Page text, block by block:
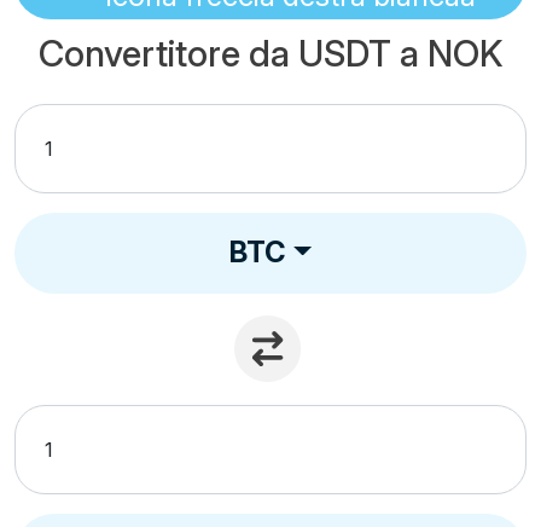
Convertitore da USDT a NOK
BTC